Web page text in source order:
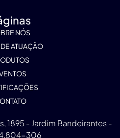
NÓS
ATUAÇÃO
1895 - Jardim Bandeirantes -
306